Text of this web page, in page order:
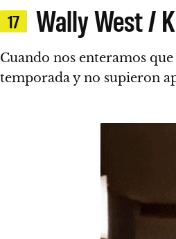
17 Wally West /
Cuando nos enteramos que
temporada y no supieron